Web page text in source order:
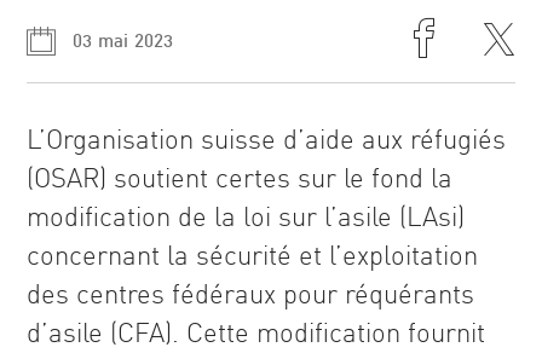
03 mai 2023
L’Organisation suisse d’aide aux réfugiés
(OSAR) soutient certes sur le fond la
modification de la loi sur l’asile (LAsi)
concernant la sécurité et l’exploitation
des centres fédéraux pour réquérants
d’asile (CFA). Cette modification fournit